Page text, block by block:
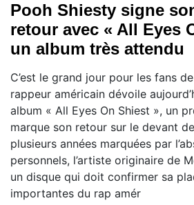
Pooh Shiesty signe
retour avec « All Eyes
un album très attendu
C’est le grand jour pour les fans
rappeur américain dévoile
album « All Eyes On Shiest », un
marque son retour sur le devant
plusieurs années marquées par
personnels, l’artiste originaire de
un disque qui doit confirmer sa
importantes du rap amér